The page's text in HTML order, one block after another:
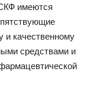
имеются
и качественному
средствами и